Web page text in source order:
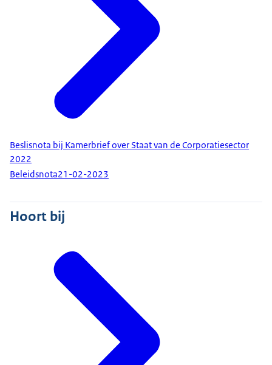
Beslisnota bij Kamerbrief over Staat van de Corporatiesector
2022
Beleidsnota21-02-2023
Hoort bij